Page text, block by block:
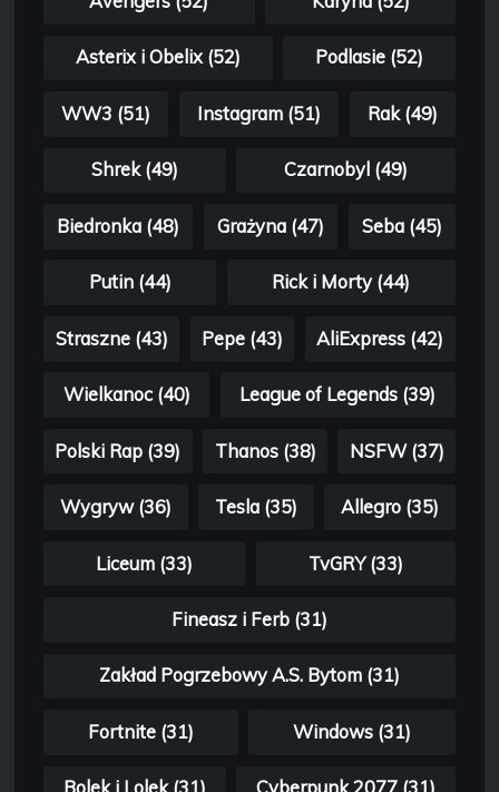
Asterix i Obelix (52) Podlasie (52)
WW3 (51) Instagram (51) Rak (49)
Shrek (49) Czarnobyl (49)
Biedronka (48) Grażyna (47) Seba (45)
Putin (44) Rick i Morty (44)
Straszne (43) Pepe (43) AliExpress (42)
Wielkanoc (40) League of Legends (39)
Polski Rap (39) Thanos (38) NSFW (37)
Wygryw (36) Tesla (35) Allegro (35)
Liceum (33) TvGRY (33)
Fineasz i Ferb (31)
Zakład Pogrzebowy A.S. Bytom (31)
Fortnite (31) Windows (31)